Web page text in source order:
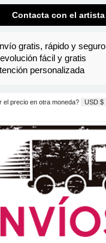
Contacta con el artista
gratis, rápido y seguro
fácil y gratis
personalizada
el precio en otra moneda? USD $